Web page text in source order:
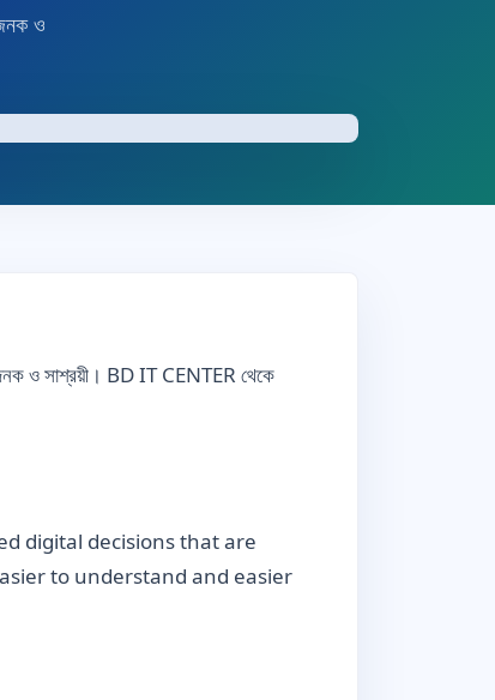
ও
ও সাশ্রয়ী। BD IT CENTER থেকে
need digital decisions that are
to understand and easier